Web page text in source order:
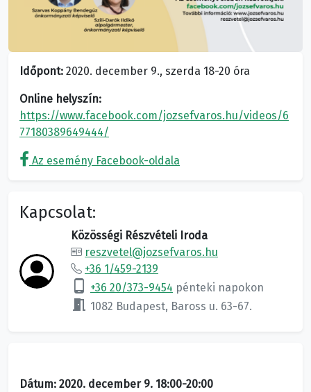
Időpont: 2020. december 9., szerda 18-20 óra
Online helyszín:
https://www.facebook.com/jozsefvaros.hu/videos/6
77180389649444/
Az esemény Facebook-oldala
Kapcsolat:
Közösségi Részvételi Iroda
reszvetel@jozsefvaros.hu
+36 1/459-2139
phone_android +36 20/373-9454 pénteki napokon
meeting_room 1082 Budapest, Baross u. 63-67.
Dátum: 2020. december 9. 18:00-20:00